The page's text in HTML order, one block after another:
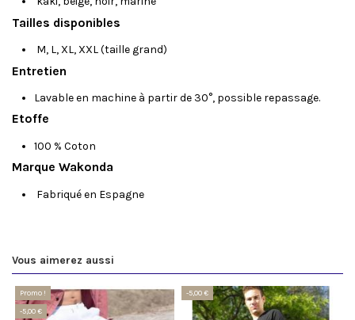
Tailles disponibles
M, L, XL, XXL (taille grand)
Entretien
Lavable en machine à partir de 30°, possible repassage.
Etoffe
100 % Coton
Marque Wakonda
Fabriqué en Espagne
Vous aimerez aussi
Promo !
-5,00 €
-5,00 €